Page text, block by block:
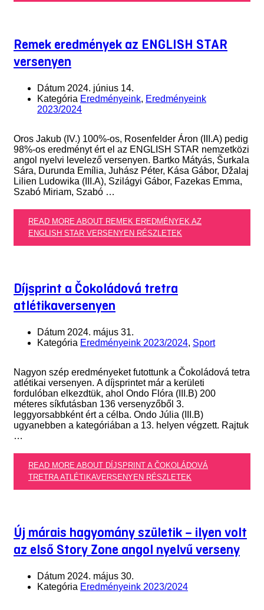
Remek eredmények az ENGLISH STAR
versenyen
Dátum 2024. június 14.
Kategória Eredményeink, Eredményeink
2023/2024
Oros Jakub (IV.) 100%-os, Rosenfelder Áron (III.A) pedig
98%-os eredményt ért el az ENGLISH STAR nemzetközi
angol nyelvi levelező versenyen. Bartko Mátyás, Šurkala
Sára, Durunda Emília, Juhász Péter, Kása Gábor, Džalaj
Lilien Ludowika (III.A), Szilágyi Gábor, Fazekas Emma,
Szabó Miriam, Szabó …
READ MORE ABOUT REMEK EREDMÉNYEK AZ
ENGLISH STAR VERSENYEN RÉSZLETEK
Díjsprint a Čokoládová tretra
atlétikaversenyen
Dátum 2024. május 31.
Kategória Eredményeink 2023/2024, Sport
Nagyon szép eredményeket futottunk a Čokoládová tetra
atlétikai versenyen. A díjsprintet már a kerületi
fordulóban elkezdtük, ahol Ondo Flóra (III.B) 200
méteres síkfutásban 136 versenyzőből 3.
leggyorsabbként ért a célba. Ondo Júlia (III.B)
ugyanebben a kategóriában a 13. helyen végzett. Rajtuk
…
READ MORE ABOUT DÍJSPRINT A ČOKOLÁDOVÁ
TRETRA ATLÉTIKAVERSENYEN RÉSZLETEK
Új márais hagyomány születik – ilyen volt
az első Story Zone angol nyelvű verseny
Dátum 2024. május 30.
Kategória Eredményeink 2023/2024